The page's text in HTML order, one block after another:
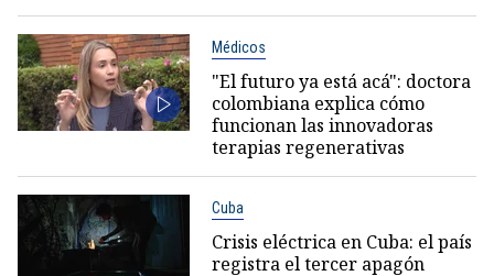
Médicos
"El futuro ya está acá": doctora
colombiana explica cómo
funcionan las innovadoras
terapias regenerativas
Cuba
Crisis eléctrica en Cuba: el país
registra el tercer apagón